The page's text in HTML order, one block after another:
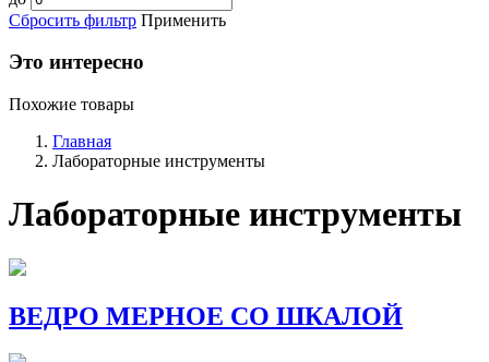
Сбросить фильтр Применить
Это интересно
Похожие товары
Главная
Лабораторные инструменты
Лабораторные инструменты
ВЕДРО МЕРНОЕ СО ШКАЛОЙ